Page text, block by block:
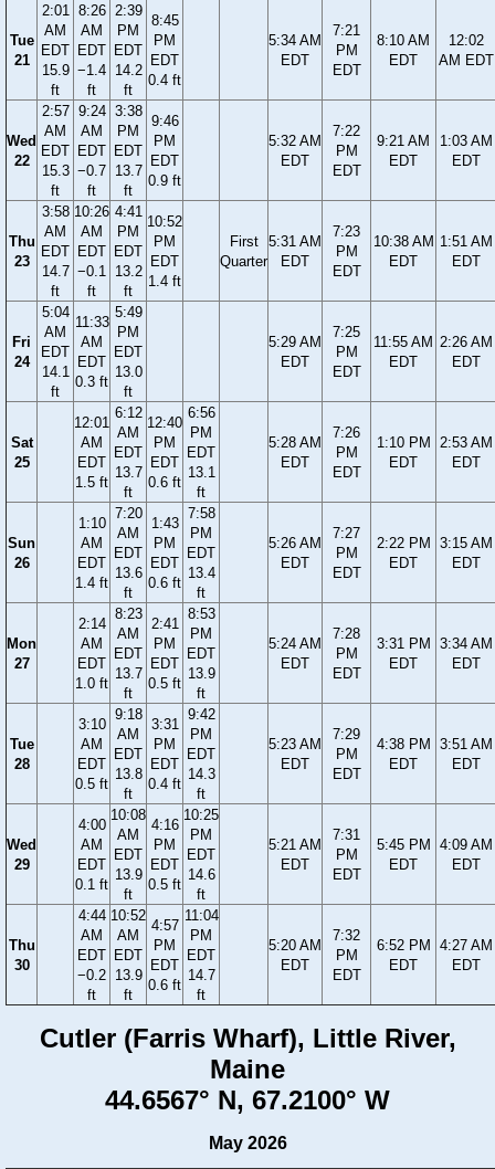
Tue
21
2:01
AM
EDT
15.9
ft
8:26
AM
EDT
−1.4
ft
2:39
PM
EDT
14.2
ft
8:45
PM
EDT
0.4 ft
5:34 AM
EDT
7:21
PM
EDT
8:10 AM
EDT
12:02
AM EDT
Wed
22
2:57
AM
EDT
15.3
ft
9:24
AM
EDT
−0.7
ft
3:38
PM
EDT
13.7
ft
9:46
PM
EDT
0.9 ft
5:32 AM
EDT
7:22
PM
EDT
9:21 AM
EDT
1:03 AM
EDT
Thu
23
3:58
AM
EDT
14.7
ft
10:26
AM
EDT
−0.1
ft
4:41
PM
EDT
13.2
ft
10:52
PM
EDT
1.4 ft
First
Quarter
5:31 AM
EDT
7:23
PM
EDT
10:38 AM
EDT
1:51 AM
EDT
Fri
24
5:04
AM
EDT
14.1
ft
11:33
AM
EDT
0.3 ft
5:49
PM
EDT
13.0
ft
5:29 AM
EDT
7:25
PM
EDT
11:55 AM
EDT
2:26 AM
EDT
Sat
25
12:01
AM
EDT
1.5 ft
6:12
AM
EDT
13.7
ft
12:40
PM
EDT
0.6 ft
6:56
PM
EDT
13.1
ft
5:28 AM
EDT
7:26
PM
EDT
1:10 PM
EDT
2:53 AM
EDT
Sun
26
1:10
AM
EDT
1.4 ft
7:20
AM
EDT
13.6
ft
1:43
PM
EDT
0.6 ft
7:58
PM
EDT
13.4
ft
5:26 AM
EDT
7:27
PM
EDT
2:22 PM
EDT
3:15 AM
EDT
Mon
27
2:14
AM
EDT
1.0 ft
8:23
AM
EDT
13.7
ft
2:41
PM
EDT
0.5 ft
8:53
PM
EDT
13.9
ft
5:24 AM
EDT
7:28
PM
EDT
3:31 PM
EDT
3:34 AM
EDT
Tue
28
3:10
AM
EDT
0.5 ft
9:18
AM
EDT
13.8
ft
3:31
PM
EDT
0.4 ft
9:42
PM
EDT
14.3
ft
5:23 AM
EDT
7:29
PM
EDT
4:38 PM
EDT
3:51 AM
EDT
Wed
29
4:00
AM
EDT
0.1 ft
10:08
AM
EDT
13.9
ft
4:16
PM
EDT
0.5 ft
10:25
PM
EDT
14.6
ft
5:21 AM
EDT
7:31
PM
EDT
5:45 PM
EDT
4:09 AM
EDT
Thu
30
4:44
AM
EDT
−0.2
ft
10:52
AM
EDT
13.9
ft
4:57
PM
EDT
0.6 ft
11:04
PM
EDT
14.7
ft
5:20 AM
EDT
7:32
PM
EDT
6:52 PM
EDT
4:27 AM
EDT
Cutler (Farris Wharf), Little River,
Maine
44.6567° N, 67.2100° W
May 2026